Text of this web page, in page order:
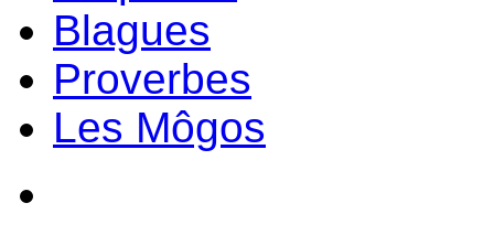
Blagues
Proverbes
Les Môgos